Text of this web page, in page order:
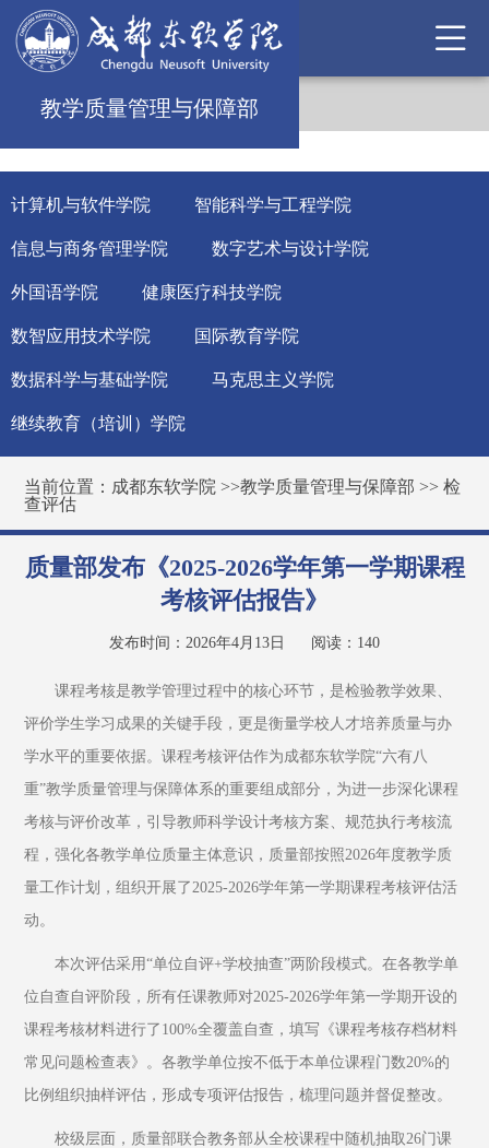
教学质量管理与保障部
计算机与软件学院 智能科学与工程学院
信息与商务管理学院 数字艺术与设计学院
外国语学院 健康医疗科技学院
数智应用技术学院 国际教育学院
数据科学与基础学院 马克思主义学院
继续教育（培训）学院
当前位置： 成都东软学院 >>教学质量管理与保障部 >>检
查评估
质量部发布《2025-2026学年第一学期课程
考核评估报告》
发布时间：2026年4月13日 阅读： 140
课程考核是教学管理过程中的核心环节，是检验教学效果、
评价学生学习成果的关键手段，更是衡量学校人才培养质量与办
学水平的重要依据。课程考核评估作为成都东软学院“六有八
重”教学质量管理与保障体系的重要组成部分，为进一步深化课程
考核与评价改革，引导教师科学设计考核方案、规范执行考核流
程，强化各教学单位质量主体意识，质量部按照2026年度教学质
量工作计划，组织开展了2025-2026学年第一学期课程考核评估活
动。
本次评估采用“单位自评+学校抽查”两阶段模式。在各教学单
位自查自评阶段，所有任课教师对2025-2026学年第一学期开设的
课程考核材料进行了100%全覆盖自查，填写《课程考核存档材料
常见问题检查表》。各教学单位按不低于本单位课程门数20%的
比例组织抽样评估，形成专项评估报告，梳理问题并督促整改。
校级层面，质量部联合教务部从全校课程中随机抽取26门课